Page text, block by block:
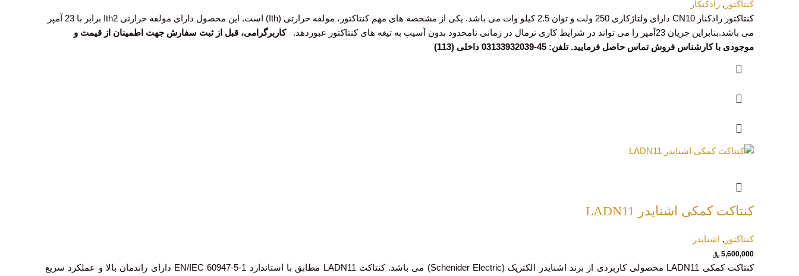
کنتاکتور , رادکنکار
کنتاکتور رادکنار CN10 دارای ولتاژکاری 250 ولت و توان 2.5 کیلو وات می باشد. یکی از مشخصه های مهم کنتاکتور، مولفه حرارتی (Ith) است. این محصول دارای مولفه حرارتی Ith2 برابر با 23 آمپر
می باشد.بنابراین جریان 23آمپر را می تواند در شرایط کاری نرمال در زمانی نامحدود بدون آسیب به تیغه های کنتاکتور عبوردهد.
کاربرگرامی، قبل از ثبت سفارش جهت اطمینان از قیمت و
موجودی با کارشناس فروش تماس حاصل فرمایید. تلفن: 45-03133932039 داخلی (113)
کنتاکت کمکی اشنایدر LADN11
کنتاکتور , اشنایدر
5,600,000 ﷼
کنتاکت کمکی LADN11 محصولی کاربردی از برند اشنایدر الکتریک (Schenider Electric) می باشد. کنتاکت LADN11 مطابق با استاندارد EN/IEC 60947-5-1 دارای راندمان بالا و عملکرد سریع